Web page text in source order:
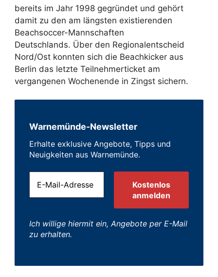
bereits im Jahr 1998 gegründet und gehört
damit zu den am längsten existierenden
Beachsoccer-Mannschaften
Deutschlands. Über den Regionalentscheid
Nord/Ost konnten sich die Beachkicker aus
Berlin das letzte Teilnehmerticket am
vergangenen Wochenende in Zingst sichern.
Warnemünde-Newsletter
Erhalte exklusive Angebote, Tipps und
Neuigkeiten aus Warnemünde.
Ich willige hiermit ein, Angebote per E-Mail
zu erhalten.